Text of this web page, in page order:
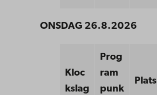
ONSDAG 26.8.2026
Kloc
kslag
Prog
ram
punk
Plats